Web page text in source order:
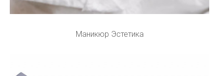
Маникюр Эстетика